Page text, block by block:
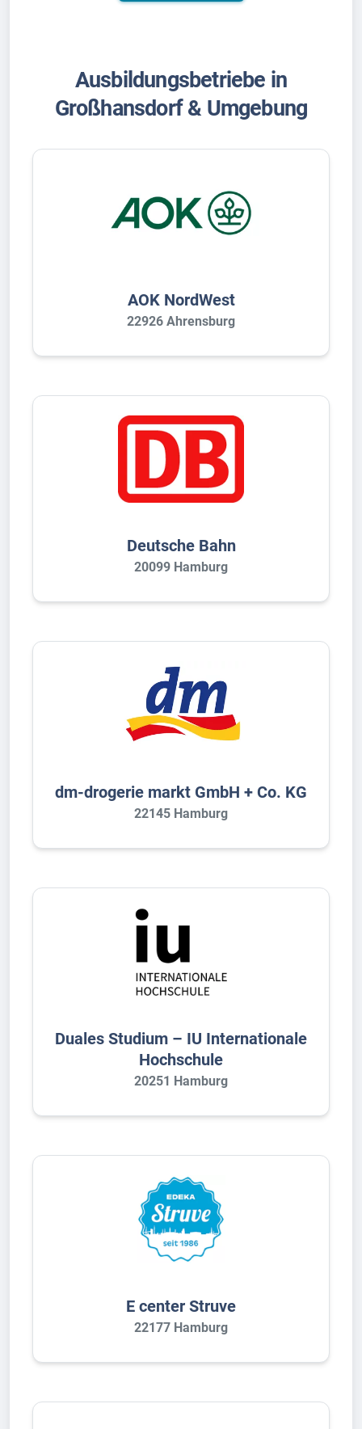
Ausbildungsbetriebe in
Großhansdorf & Umgebung
AOK NordWest
22926 Ahrensburg
Deutsche Bahn
20099 Hamburg
dm-drogerie markt GmbH + Co. KG
22145 Hamburg
Duales Studium – IU Internationale
Hochschule
20251 Hamburg
E center Struve
22177 Hamburg